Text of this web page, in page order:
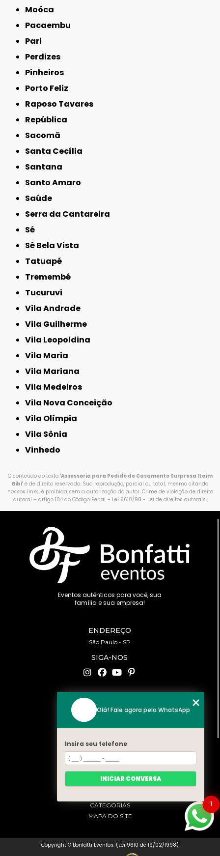
Moóca
Pacaembu
Pari
Perdizes
Pinheiros
Porto Feliz
Raposo Tavares
República
Sacomã
Santa Cecília
Santana
Santo Amaro
Saúde
Serra da Cantareira
Sé
Sé Bela Vista
Tatuapé
Tremembé
Tucuruvi
Vila Andrade
Vila Guilherme
Vila Leopoldina
Vila Maria
Vila Mariana
Vila Medeiros
Vila Nova Conceição
Vila Olímpia
Vila Sônia
Vinhedo
O conteúdo do texto "Assessoria para Pedido de Casamento Surpresa Itaim
Bibi" é de direito reservado. Sua reprodução, parcial ou total, mesmo citando
nossos links, é proibida sem a autorização do autor. Crime de violação de direito
autoral – artigo 184 do Código Penal – Lei 9610/98 - Lei de direitos autorais.
Eventos autênticos para você, sua
família e sua empresa!
ENDEREÇO
São Paulo - SP
SIGA-NOS
CONTATO
(11) 94519-2422
contato@bonfattieventos.com.br
MENU
HOME
A BONFATTI
CATEGORIAS
MAPA DO SITE
Copyright © Bonfatti Eventos. (Lei 9610 de 19/02/1998)
1
Olá! Fale agora pelo WhatsApp
Insira seu telefone
INICIAR CONVERSA